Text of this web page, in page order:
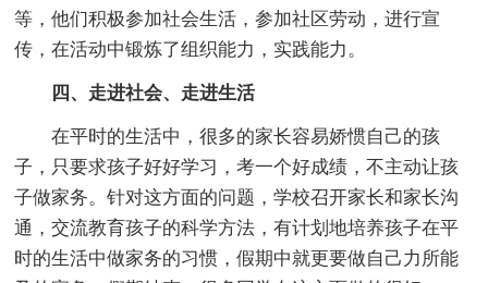
等，他们积极参加社会生活，参加社区劳动，进行宣
传，在活动中锻炼了组织能力，实践能力。
四、走进社会、走进生活
在平时的生活中，很多的家长容易娇惯自己的孩
子，只要求孩子好好学习，考一个好成绩，不主动让孩
子做家务。针对这方面的问题，学校召开家长和家长沟
通，交流教育孩子的科学方法，有计划地培养孩子在平
时的生活中做家务的习惯，假期中就更要做自己力所能